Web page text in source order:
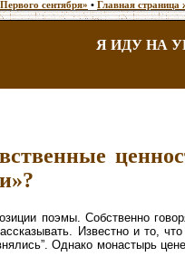
сентября» • Главная страница
Я ИДУ НА
поэмы. Собственно
Известно и то,
Однако монастырь